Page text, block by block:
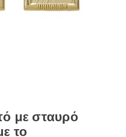
με σταυρό
το